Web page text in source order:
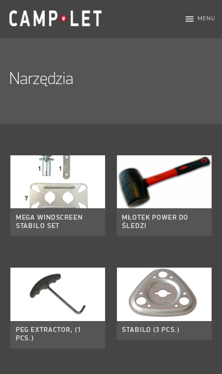
menu MENU
Narzędzia
MEGA WINDSCREEN
STABILO SET
MŁOTEK POWER DO
ŚLEDZI
PEG EXTRACTOR, (1
PCS.)
STABILO (3 PCS.)